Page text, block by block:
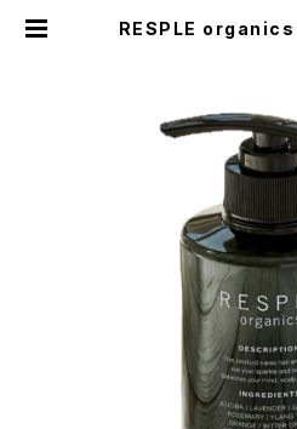
RESPLE organics